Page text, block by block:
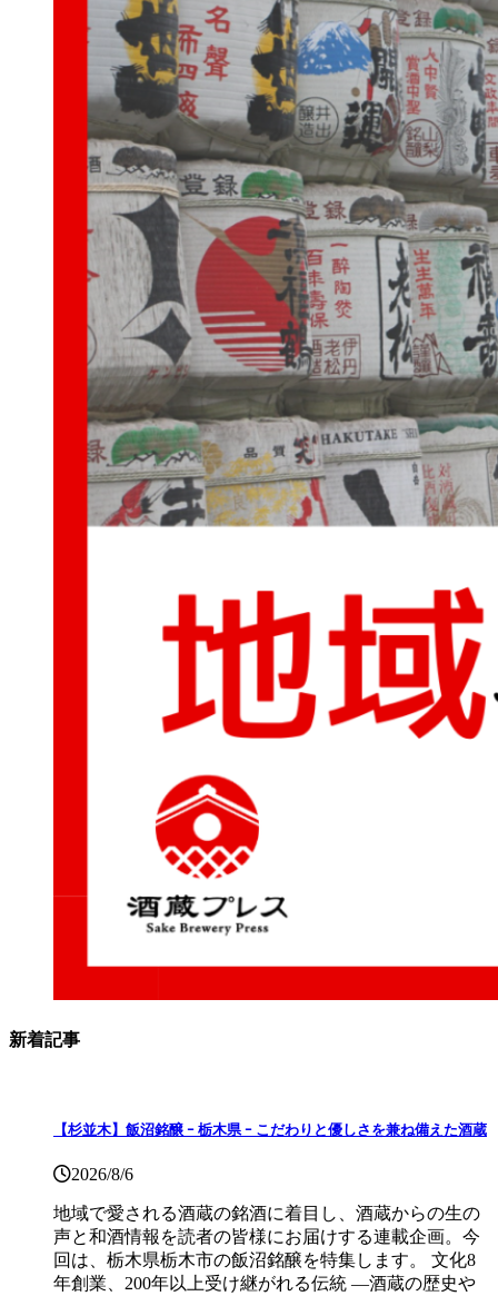
新着記事
【杉並木】飯沼銘醸 ｰ 栃木県 ｰ こだわりと優しさを兼ね備えた酒蔵
2026/8/6
地域で愛される酒蔵の銘酒に着目し、酒蔵からの生の
声と和酒情報を読者の皆様にお届けする連載企画。今
回は、栃木県栃木市の飯沼銘醸を特集します。 文化8
年創業、200年以上受け継がれる伝統 ―酒蔵の歴史や